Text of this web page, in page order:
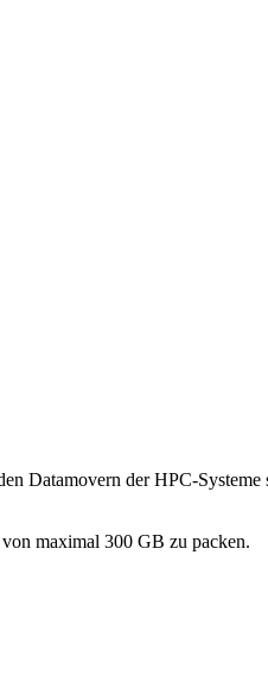
Datamovern der HPC-
maximal 300 GB zu packen.